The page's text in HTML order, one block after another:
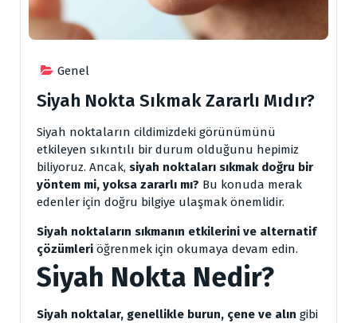
Genel
Siyah Nokta Sıkmak Zararlı Mıdır?
Siyah noktaların cildimizdeki görünümünü
etkileyen sıkıntılı bir durum olduğunu hepimiz
biliyoruz. Ancak, siyah noktaları sıkmak doğru bir
yöntem mi, yoksa zararlı mı? Bu konuda merak
edenler için doğru bilgiye ulaşmak önemlidir.
Siyah noktaların sıkmanın etkilerini ve alternatif
çözümleri öğrenmek için okumaya devam edin.
Siyah Nokta Nedir?
Siyah noktalar, genellikle burun, çene ve alın gibi